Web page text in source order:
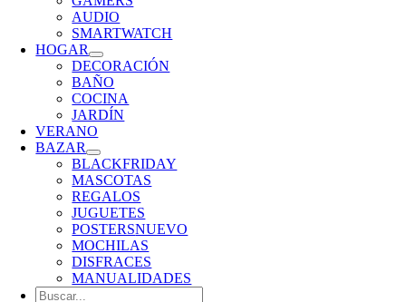
AUDIO
SMARTWATCH
HOGAR
DECORACIÓN
BAÑO
COCINA
JARDÍN
VERANO
BAZAR
BLACKFRIDAY
MASCOTAS
REGALOS
JUGUETES
POSTERSNUEVO
MOCHILAS
DISFRACES
MANUALIDADES
Buscar: